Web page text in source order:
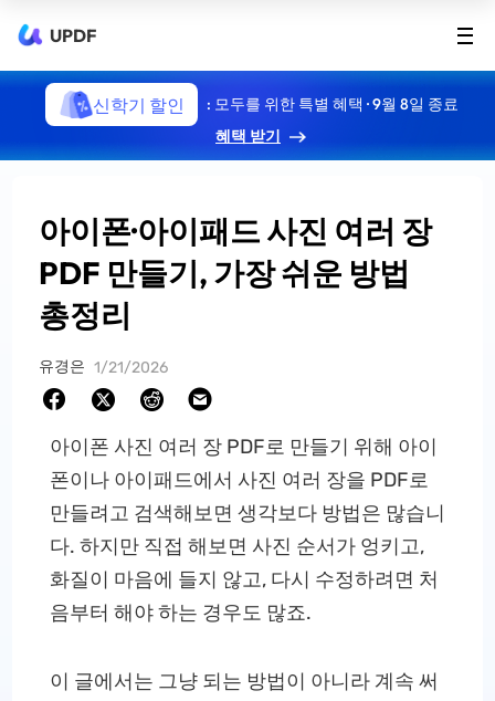
UPDF
신학기 할인
: 모두를 위한 특별 혜택 · 9월 8일 종료
혜택 받기
아이폰·아이패드 사진 여러 장
PDF 만들기, 가장 쉬운 방법
총정리
유경은 1/21/2026
아이폰 사진 여러 장 PDF로 만들기 위해 아이
폰이나 아이패드에서 사진 여러 장을 PDF로
만들려고 검색해보면 생각보다 방법은 많습니
다. 하지만 직접 해보면 사진 순서가 엉키고,
화질이 마음에 들지 않고, 다시 수정하려면 처
음부터 해야 하는 경우도 많죠.
이 글에서는 그냥 되는 방법이 아니라 계속 써